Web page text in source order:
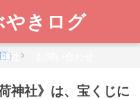
やきログ
神社
）
神社》は、宝くじに